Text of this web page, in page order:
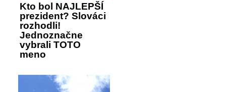
Kto bol NAJLEPŠÍ
prezident? Slováci
rozhodli!
Jednoznačne
vybrali TOTO
meno